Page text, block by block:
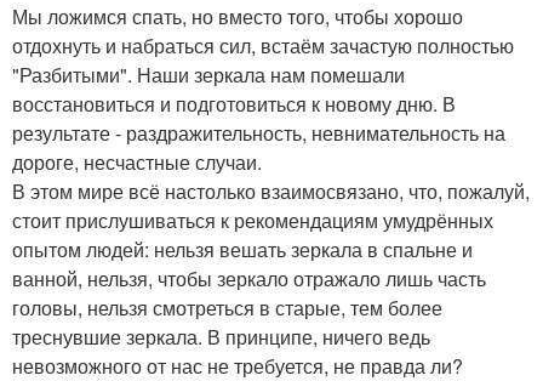
Мы ложимся спать, но вместо того, чтобы хорошо
отдохнуть и набраться сил, встаём зачастую полностью
"Разбитыми". Наши зеркала нам помешали
восстановиться и подготовиться к новому дню. В
результате - раздражительность, невнимательность на
дороге, несчастные случаи.
В этом мире всё настолько взаимосвязано, что, пожалуй,
стоит прислушиваться к рекомендациям умудрённых
опытом людей: нельзя вешать зеркала в спальне и
ванной, нельзя, чтобы зеркало отражало лишь часть
головы, нельзя смотреться в старые, тем более
треснувшие зеркала. В принципе, ничего ведь
невозможного от нас не требуется, не правда ли?